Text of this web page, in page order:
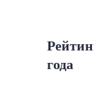
года